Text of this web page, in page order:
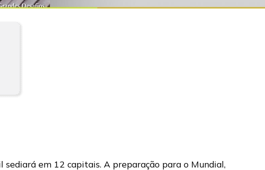
sediará em 12 capitais. A preparação para o Mundial,